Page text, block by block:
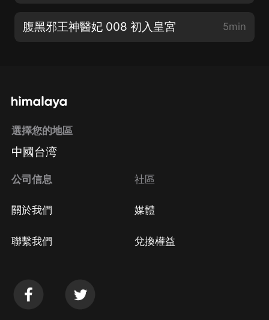
腹黑邪王神醫妃 008 初入皇宮 5min
選擇您的地區
中國台湾
公司信息
關於我們
聯繫我們
社區
媒體
兌換權益